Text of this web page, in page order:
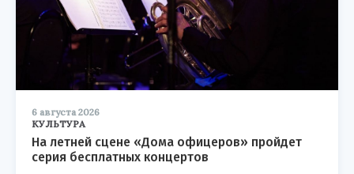
6 августа 2026
КУЛЬТУРА
На летней сцене «Дома офицеров» пройдет
серия бесплатных концертов